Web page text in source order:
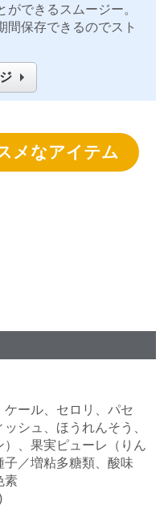
できるスムージー。
間保存できるのでスト
メなアイテム
ール、セロリ、パセ
シュ、ほうれんそう、
、果実ピューレ（りん
／増粘多糖類、酸味
素